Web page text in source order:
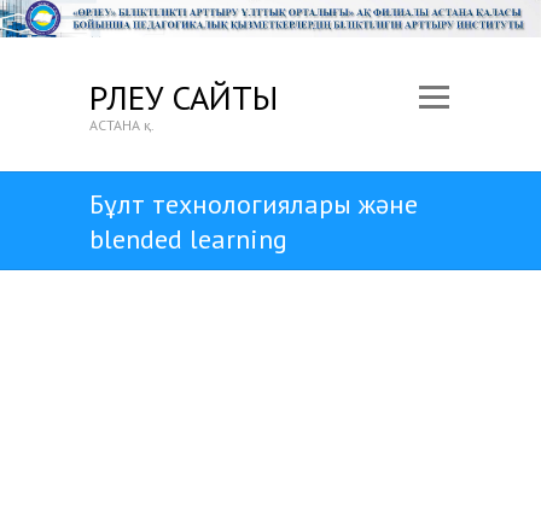
ӨРЛЕУ САЙТЫ
АСТАНА қ.
Бұлт технологиялары және
blended learning